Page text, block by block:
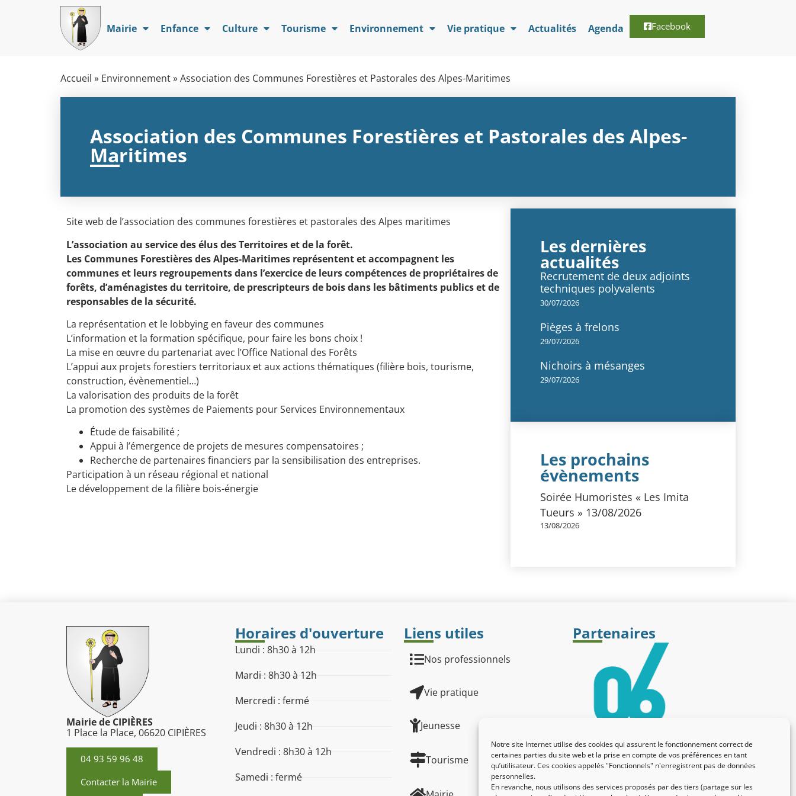
Notre site Internet utilise des cookies qui assurent le fonctionnement correct de
certaines parties du site web et la prise en compte de vos préférences en tant
qu’utilisateur. Ces cookies appelés "Fonctionnels" n'enregistrent pas de données
personnelles.
En revanche, nous utilisons des services proposés par des tiers (partage sur les
Mairie Enfance Culture Tourisme Environnement Vie pratique Actualités Agenda Facebook
Accueil » Environnement»Association des Communes Forestières et Pastorales des Alpes-Maritimes
Association des Communes Forestières et Pastorales des Alpes-
Maritimes
Site web de l’association des communes forestières et pastorales des Alpes maritimes
L’association au service des élus des Territoires et de la forêt.
Les Communes Forestières des Alpes-Maritimes représentent et accompagnent les
communes et leurs regroupements dans l’exercice de leurs compétences de propriétaires de
forêts, d’aménagistes du territoire, de prescripteurs de bois dans les bâtiments publics et de
responsables de la sécurité.
La représentation et le lobbying en faveur des communes
L’information et la formation spécifique, pour faire les bons choix !
La mise en œuvre du partenariat avec l’Office National des Forêts
L’appui aux projets forestiers territoriaux et aux actions thématiques (filière bois, tourisme,
construction, évènementiel…)
La valorisation des produits de la forêt
La promotion des systèmes de Paiements pour Services Environnementaux
Étude de faisabilité ;
Appui à l’émergence de projets de mesures compensatoires ;
Recherche de partenaires financiers par la sensibilisation des entreprises.
Participation à un réseau régional et national
Le développement de la filière bois-énergie
Les dernières
actualités
Recrutement de deux adjoints
techniques polyvalents
30/07/2026
Pièges à frelons
29/07/2026
Nichoirs à mésanges
29/07/2026
Les prochains
évènements
Soirée Humoristes « Les Imita
Tueurs » 13/08/2026
13/08/2026
Mairie de CIPIÈRES
1 Place la Place, 06620 CIPIÈRES
04 93 59 96 48
Contacter la Mairie
Horaires d'ouverture
Lundi : 8h30 à 12h
Mardi : 8h30 à 12h
Mercredi : fermé
Jeudi : 8h30 à 12h
Vendredi : 8h30 à 12h
Samedi : fermé
Liens utiles
Nos professionnels
Vie pratique
Jeunesse
Tourisme
Partenaires